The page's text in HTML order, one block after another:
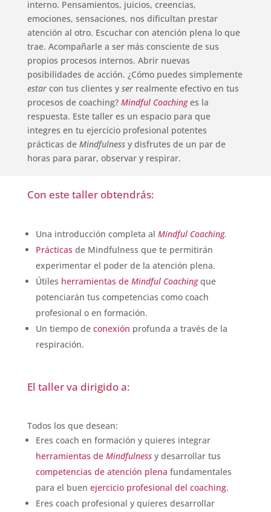
interno. Pensamientos, juicios, creencias,
emociones, sensaciones, nos dificultan prestar
atención al otro. Escuchar con atención plena lo que
trae. Acompañarle a ser más consciente de sus
propios procesos internos. Abrir nuevas
posibilidades de acción. ¿Cómo puedes simplemente
estarcon tus clientes y serrealmente efectivo en tus
procesos de coaching? Mindful Coachinges la
respuesta. Este taller es un espacio para que
integres en tu ejercicio profesional potentes
prácticas de Mindfulness y disfrutes de un par de
horas para parar, observar y respirar.
Con este taller obtendrás:
Una introducción completa al Mindful Coaching.
Prácticas de Mindfulness que te permitirán
experimentar el poder de la atención plena.
Útiles herramientas de Mindful Coachingque
potenciarán tus competencias como coach
profesional o en formación.
Un tiempo de conexión profunda a través de la
respiración.
El taller va dirigido a:
Todos los que desean:
Eres coach en formación y quieres integrar
herramientas de Mindfulness y desarrollar tus
competencias de atención plena fundamentales
para el buen ejercicio profesional del coaching.
Eres coach profesional y quieres desarrollar